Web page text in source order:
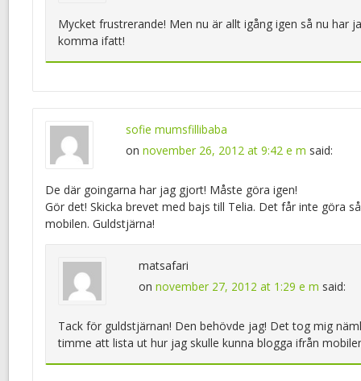
Mycket frustrerande! Men nu är allt igång igen så nu har
komma ifatt!
sofie mumsfillibaba
on november 26, 2012 at 9:42 e m said:
De där goingarna har jag gjort! Måste göra igen!
Gör det! Skicka brevet med bajs till Telia. Det får inte göra
mobilen. Guldstjärna!
matsafari
on november 27, 2012 at 1:29 e m said:
Tack för guldstjärnan! Den behövde jag! Det tog mig
timme att lista ut hur jag skulle kunna blogga ifrån